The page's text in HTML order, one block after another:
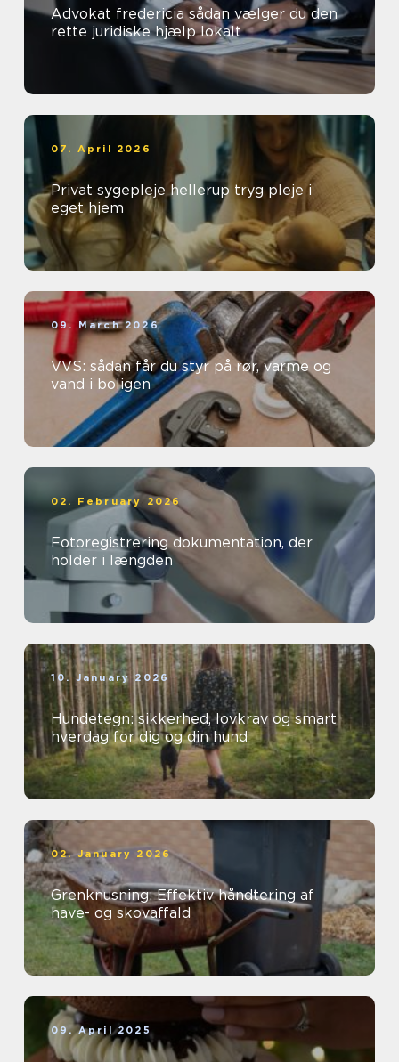
Advokat fredericia sådan vælger du den
rette juridiske hjælp lokalt
07. April 2026
Privat sygepleje hellerup tryg pleje i
eget hjem
09. March 2026
VVS: sådan får du styr på rør, varme og
vand i boligen
02. February 2026
Fotoregistrering dokumentation, der
holder i længden
10. January 2026
Hundetegn: sikkerhed, lovkrav og smart
hverdag for dig og din hund
02. January 2026
Grenknusning: Effektiv håndtering af
have- og skovaffald
09. April 2025